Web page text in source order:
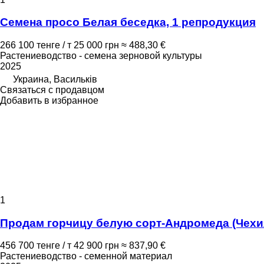
Семена просо Белая беседка, 1 репродукция
266 100 тенге / т 25 000 грн ≈ 488,30 €
Растениеводство - семена зерновой культуры
2025
Украина, Васильків
Связаться с продавцом
Добавить в избранное
1
Продам горчицу белую сорт-Андромеда
456 700 тенге / т 42 900 грн ≈ 837,90 €
Растениеводство - семенной материал